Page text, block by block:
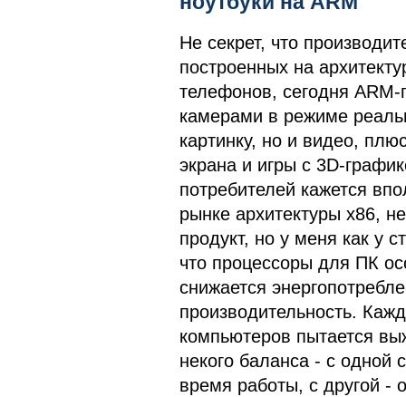
Не секрет, что
построенных на
телефонов, сегодня
камерами в режиме
картинку, но и видео,
экрана и игры с 3D-
потребителей кажется
рынке архитектуры х86,
продукт, но у меня как у
что процессоры для ПК
снижается
производительность.
компьютеров пытается
некого баланса - с одной
время работы, с другой -